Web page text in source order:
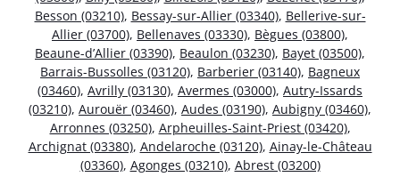
Besson (03210), Bessay-sur-Allier (03340), Bellerive-sur-
Allier (03700), Bellenaves (03330), Bègues (03800),
Beaune-d’Allier (03390), Beaulon (03230), Bayet (03500),
Barrais-Bussolles (03120), Barberier (03140), Bagneux
(03460), Avrilly (03130), Avermes (03000), Autry-Issards
(03210), Aurouër (03460), Audes (03190), Aubigny (03460),
Arronnes (03250), Arpheuilles-Saint-Priest (03420),
Archignat (03380), Andelaroche (03120), Ainay-le-Château
(03360), Agonges (03210), Abrest (03200)